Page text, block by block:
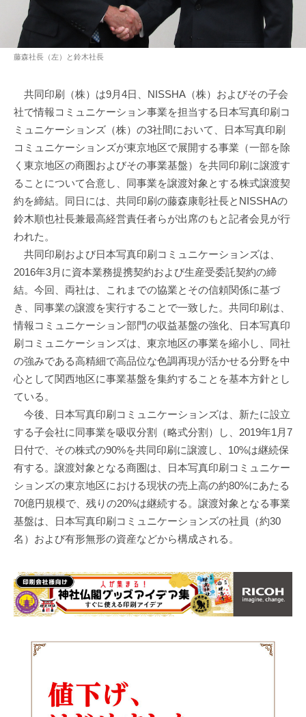
藤森社長（左）と鈴木社長
共同印刷（株）は9月4日、NISSHA（株）およびその子会
社で情報コミュニケーション事業を担当する日本写真印刷コ
ミュニケーションズ（株）の3社間において、日本写真印刷
コミュニケーションズが東京地区で展開する事業（一部を除
く東京地区の商圏およびその事業基盤）を共同印刷に譲渡す
ることについて合意し、同事業を譲渡対象とする株式譲渡契
約を締結。同日には、共同印刷の藤森康彰社長とNISSHAの
鈴木順也社長兼最高経営責任者らが出席のもと記者会見が行
われた。
共同印刷および日本写真印刷コミュニケーションズは、
2016年3月に資本業務提携契約および生産受委託契約の締
結。今回、両社は、これまでの協業とその信頼関係に基づ
き、同事業の譲渡を実行することで一致した。共同印刷は、
情報コミュニケーション部門の収益基盤の強化、日本写真印
刷コミュニケーションズは、東京地区の事業を縮小し、同社
の強みである高精細で高品位な色調再現が活かせる分野を中
心として関西地区に事業基盤を集約することを基本方針とし
ている。
今後、日本写真印刷コミュニケーションズは、新たに設立
する子会社に同事業を吸収分割（略式分割）し、2019年1月7
日付で、その株式の90%を共同印刷に譲渡し、10%は継続保
有する。譲渡対象となる商圏は、日本写真印刷コミュニケー
ションズの東京地区における現状の売上高の約80%にあたる
70億円規模で、残りの20%は継続する。譲渡対象となる事業
基盤は、日本写真印刷コミュニケーションズの社員（約30
名）および有形無形の資産などから構成される。